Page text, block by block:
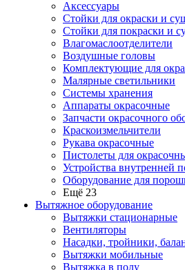
Аксессуары
Стойки для окраски и
Стойки для покраски и
Влагомаслоотделители
Воздушные головы
Комплектующие для
Малярные светильники
Системы хранения
Аппараты окрасочные
Запчасти окрасочного
Краскоизмельчители
Рукава окрасочные
Пистолеты для
Устройства внутренней
Оборудование для
Ещё 23
Вытяжное оборудование
Вытяжки стационарные
Вентиляторы
Насадки, тройники,
Вытяжки мобильные
Вытяжка в полу